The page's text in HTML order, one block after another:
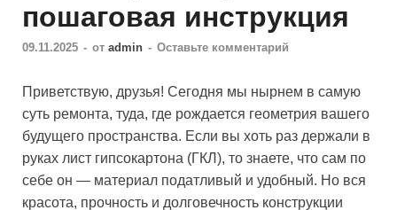
пошаговая инструкция
09.11.2025 - от admin - Оставьте комментарий
Приветствую, друзья! Сегодня мы нырнем в самую
суть ремонта, туда, где рождается геометрия вашего
будущего пространства. Если вы хоть раз держали в
руках лист гипсокартона (ГКЛ), то знаете, что сам по
себе он — материал податливый и удобный. Но вся
красота, прочность и долговечность конструкции